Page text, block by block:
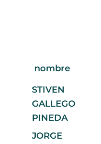
nombre
STIVEN
GALLEGO
PINEDA
JORGE